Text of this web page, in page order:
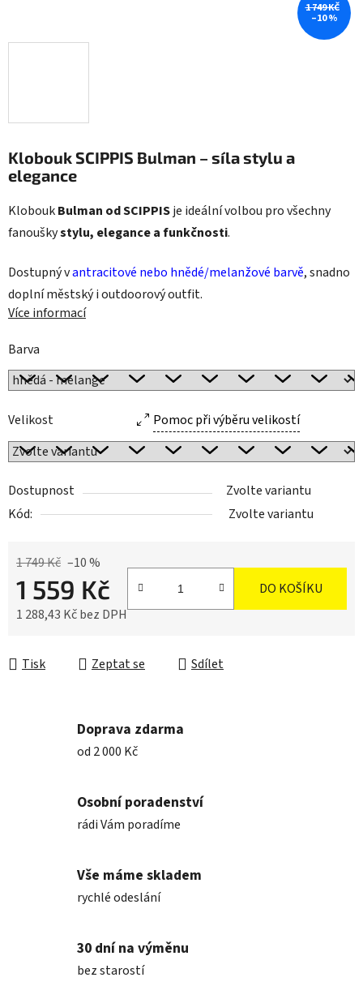
Klobouk SCIPPIS Bulman – síla stylu a
elegance
KloboukBulman od SCIPPISje ideální volbou pro všechny
fanouškystylu, elegance a funkčnosti.
Dostupný vantracitové nebo hnědé/melanžové barvě, snadno
doplní městský i outdoorový outfit.
Více informací
Barva
Velikost Pomoc při výběru velikostí
Dostupnost
Zvolte variantu
Kód:
Zvolte variantu
1 749 Kč –10 %
1 559 Kč
1 288,43 Kč bez DPH
DO KOŠÍKU
Tisk Zeptat se Sdílet
1 749 KČ
–10 %
Doprava zdarma
od 2 000 Kč
Osobní poradenství
rádi Vám poradíme
Vše máme skladem
rychlé odeslání
30 dní na výměnu
bez starostí